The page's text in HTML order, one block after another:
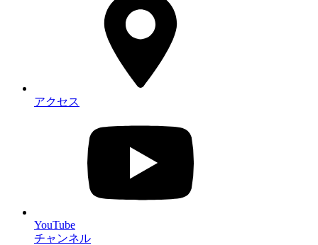
アクセス
YouTube
チャンネル